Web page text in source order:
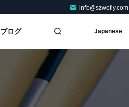
info@szwofly.com
ブログ Japanese